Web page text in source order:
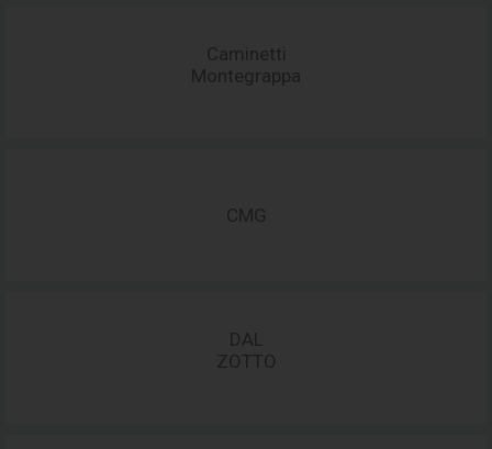
Caminetti
Montegrappa
CMG
DAL
ZOTTO